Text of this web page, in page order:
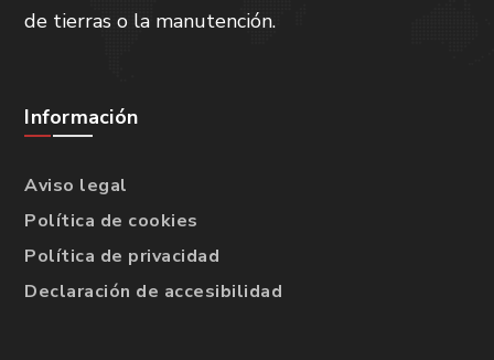
de tierras o la manutención.
Información
Aviso legal
Política de cookies
Política de privacidad
Declaración de accesibilidad